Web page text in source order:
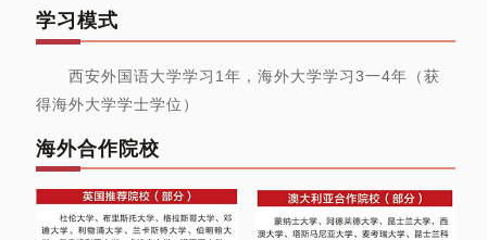
学习模式
西安外国语大学学习1年，海外大学学习3一4年（获
得海外大学学士学位）
海外合作院校